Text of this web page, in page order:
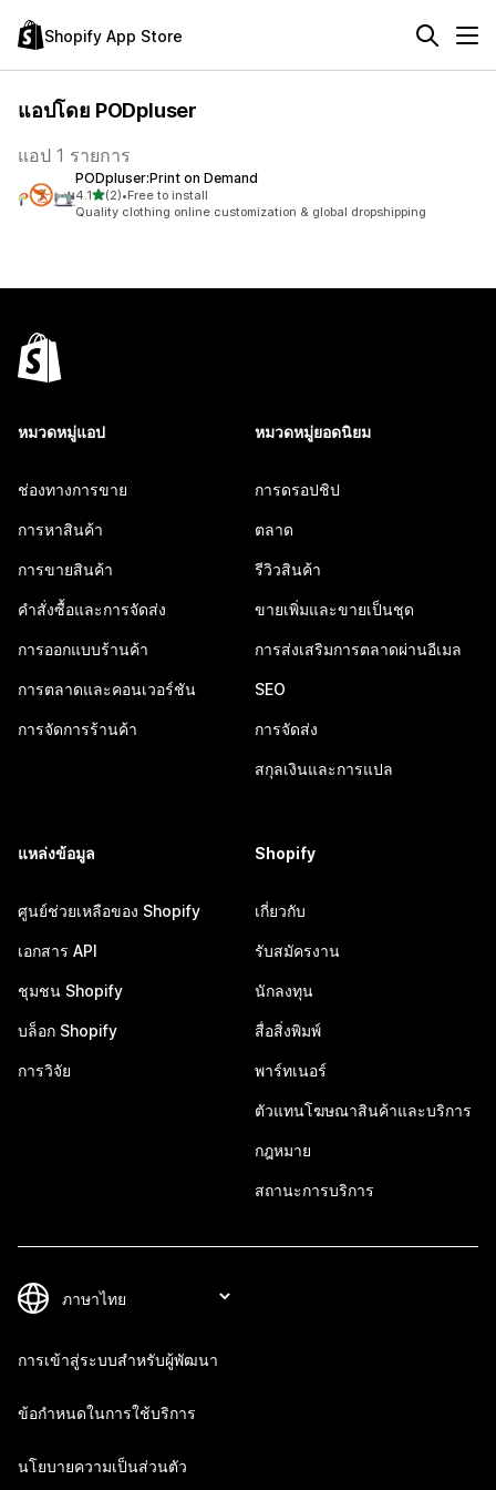
Shopify App Store
แอปโดย PODpluser
แอป 1 รายการ
PODpluser:Print on Demand
4.1เต็ม 5 ดาว
(2)
ทั้งหมด 2 รีวิว
•Free to install
Quality clothing online customization & global dropshipping
หมวดหมู่แอป
ช่องทางการขาย
การหาสินค้า
การขายสินค้า
คำสั่งซื้อและการจัดส่ง
การออกแบบร้านค้า
การตลาดและคอนเวอร์ชัน
การจัดการร้านค้า
หมวดหมู่ยอดนิยม
การดรอปชิป
ตลาด
รีวิวสินค้า
ขายเพิ่มและขายเป็นชุด
การส่งเสริมการตลาดผ่านอีเมล
SEO
การจัดส่ง
สกุลเงินและการแปล
แหล่งข้อมูล
ศูนย์ช่วยเหลือของ Shopify
เอกสาร API
ชุมชน Shopify
บล็อก Shopify
การวิจัย
Shopify
เกี่ยวกับ
รับสมัครงาน
นักลงทุน
สื่อสิ่งพิมพ์
พาร์ทเนอร์
ตัวแทนโฆษณาสินค้าและบริการ
กฎหมาย
สถานะการบริการ
การเข้าสู่ระบบสำหรับผู้พัฒนา
ข้อกำหนดในการใช้บริการ
นโยบายความเป็นส่วนตัว